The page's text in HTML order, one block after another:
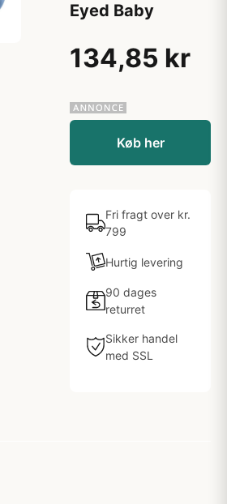
Eyed Baby
134,85 kr
Køb her
Fri fragt over kr.
799
Hurtig levering
90 dages
returret
Sikker handel
med SSL